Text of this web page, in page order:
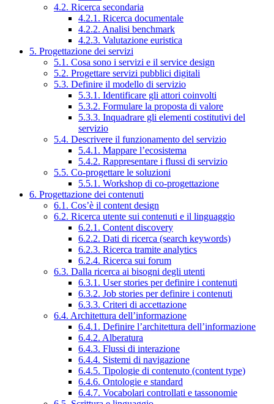
4.2. Ricerca secondaria
4.2.1. Ricerca documentale
4.2.2. Analisi benchmark
4.2.3. Valutazione euristica
5. Progettazione dei servizi
5.1. Cosa sono i servizi e il service design
5.2. Progettare servizi pubblici digitali
5.3. Definire il modello di servizio
5.3.1. Identificare gli attori coinvolti
5.3.2. Formulare la proposta di valore
5.3.3. Inquadrare gli elementi costitutivi del
servizio
5.4. Descrivere il funzionamento del servizio
5.4.1. Mappare l’ecosistema
5.4.2. Rappresentare i flussi di servizio
5.5. Co-progettare le soluzioni
5.5.1. Workshop di co-progettazione
6. Progettazione dei contenuti
6.1. Cos’è il content design
6.2. Ricerca utente sui contenuti e il linguaggio
6.2.1. Content discovery
6.2.2. Dati di ricerca (search keywords)
6.2.3. Ricerca tramite analytics
6.2.4. Ricerca sui forum
6.3. Dalla ricerca ai bisogni degli utenti
6.3.1. User stories per definire i contenuti
6.3.2. Job stories per definire i contenuti
6.3.3. Criteri di accettazione
6.4. Architettura dell’informazione
6.4.1. Definire l’architettura dell’informazione
6.4.2. Alberatura
6.4.3. Flussi di interazione
6.4.4. Sistemi di navigazione
6.4.5. Tipologie di contenuto (content type)
6.4.6. Ontologie e standard
6.4.7. Vocabolari controllati e tassonomie